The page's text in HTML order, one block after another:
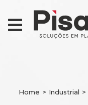
Home > Industrial >